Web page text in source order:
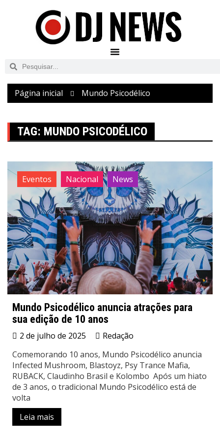
Página inicial Mundo Psicodélico
TAG: MUNDO PSICODÉLICO
Eventos Nacional News
Mundo Psicodélico anuncia atrações para
sua edição de 10 anos
2 de julho de 2025
Redação
Comemorando 10 anos, Mundo Psicodélico anuncia
Infected Mushroom, Blastoyz, Psy Trance Mafia,
RUBACK, Claudinho Brasil e Kolombo Após um hiato
de 3 anos, o tradicional Mundo Psicodélico está de
volta
Leia mais